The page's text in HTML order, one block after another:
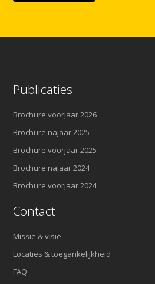
Publicaties
Brochure voorjaar 2026
Brochure najaar 2025
Brochure voorjaar 2025
Brochure najaar 2024
Brochure voorjaar 2024
Contact
Missie & visie
Locaties & toegankelijkheid
FAQ